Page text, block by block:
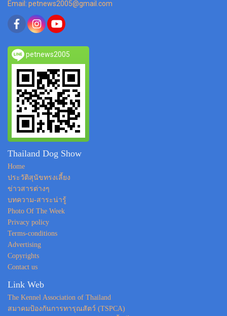
Email: petnews2005@gmail.com
petnews2005
Thailand Dog Show
Home
ประวัติสุนัขทรงเลี้ยง
ข่าวสารต่างๆ
บทความ-สาระน่ารู้
Photo Of The Week
Privacy policy
Terms-conditions
Advertising
Copyrights
Contact us
Link Web
The Kennel Association of Thailand
สมาคมป้องกันการทารุณสัตว์ (TSPCA)